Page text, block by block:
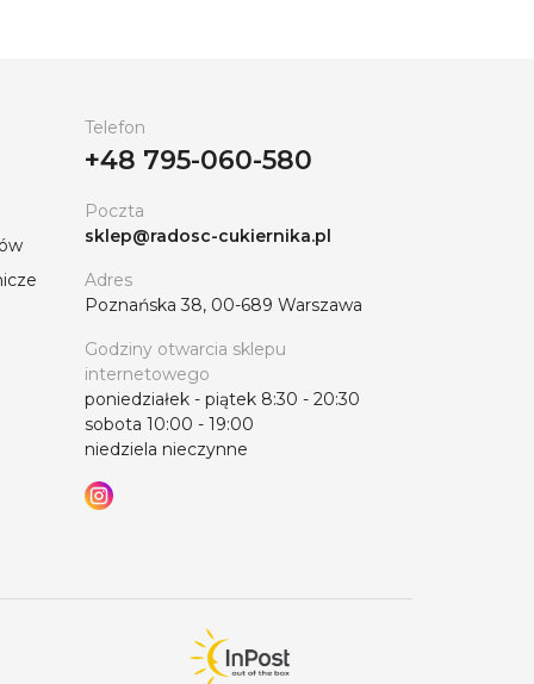
Telefon
+48 795-060-580
Poczta
sklep@radosc-cukiernika.pl
Adres
Poznańska 38, 00-689 Warszawa
Godziny otwarcia sklepu
internetowego
poniedziałek - piątek 8:30 - 20:30
sobota 10:00 - 19:00
niedziela nieczynne